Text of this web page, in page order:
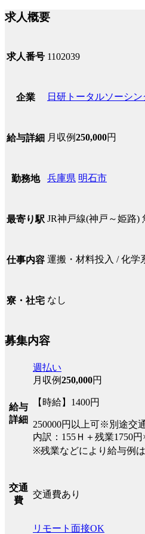
求人概要
求人番号 1102039
企業 日研トータルソーシ
給与詳細 月収例250,000円
勤務地 兵庫県 明石市
最寄り駅 JR神戸線(神戸～姫路)
仕事内容 運搬・材料投入 / 化学
寮・社宅 なし
募集内容
給与
詳細
週払い
月収例250,000円
【時給】1400円
250000円以上可※別途交
内訳：155Ｈ＋残業1750
※残業などにより給与例は
交通
費
交通費あり
リモート面接OK